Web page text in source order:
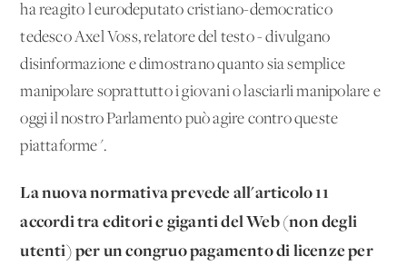
ha reagito l'eurodeputato cristiano-democratico
tedesco Axel Voss, relatore del testo - divulgano
disinformazione e dimostrano quanto sia semplice
manipolare soprattutto i giovani o lasciarli manipolare e
oggi il nostro Parlamento può agire contro queste
piattaforme".
La nuova normativa prevede all'articolo 11
accordi tra editori e giganti del Web (non degli
utenti) per un congruo pagamento di licenze per